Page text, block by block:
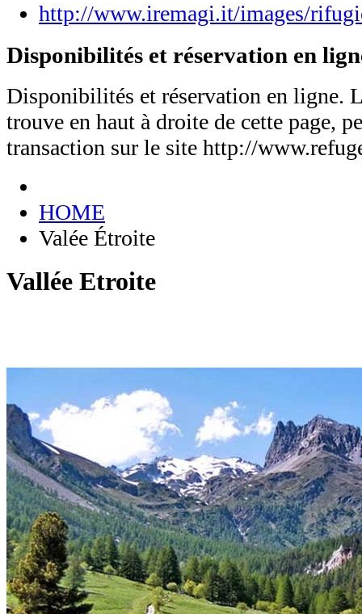
http://www.iremagi.it/images/
Disponibilités et réservation en
Disponibilités et réservation en ligne.
trouve en haut à droite de cette page,
transaction sur le site http://
HOME
Valée Étroite
Vallée Etroite